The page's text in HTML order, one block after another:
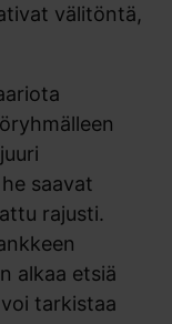
välitöntä,
saavat
rajusti.
alkaa etsiä
tarkistaa